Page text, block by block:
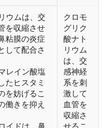
ウムは、交
を収縮させ
粘膜の炎症
して配合さ
レイン酸塩
たヒスタミ
を妨げるこ
働きを抑え
クロモ
グリク
酸ナト
リウム
は、交
感神経
系を刺
激して
血管を
収縮さ